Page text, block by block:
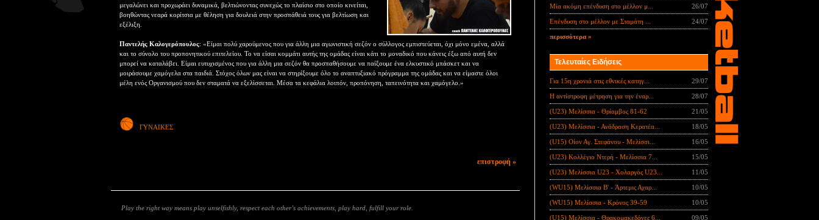
μεγαλώνει και προχωράει δυναμικά, βελτιώνοντας συνεχώς το πλαίσιο στο οποίο κινείται,
βοηθώντας νεαρά κορίτσια με θέληση για δουλειά στην προσπάθειά τους για βελτίωση και
εξέλιξη.
Παντελής Καλογερόπουλος: «Είμαι πολύ χαρούμενος που για άλλη μια αγωνιστική σεζόν ο σύλλογος εμπιστεύεται, όχι μόνο εμένα, αλλά
και το σύνολο του προπονητικού επιτελείου. Το να είσαι κομμάτι αυτής της ομάδας είναι κάτι το μοναδικό που κάνεις έξω από αυτή δεν
μπορεί να καταλάβει. Είμαι ευτυχισμένος που για άλλη μια σεζόν θα προσπαθήσουμε να παίξουμε ένα ελκυστικό μπάσκετ και να
μοιράσουμε χαμόγελα στα παιδιά. Στόχος όλων μας είναι να στηρίξουμε όλο το αναπτυξιακό πρόγραμμα της ομάδας και να είμαστε όλοι
μέλη ενός Οργανισμού που δεν σταματά να εξελίσσεται. Μέσα τα κεφάλια λοιπόν, προπόνηση, ταπεινότητα και χαμόγελο.»
ΓΥΝΑΙΚΕΣ
επιστροφή »
Play the right way means play unselfishly, respect each other’s achievements, play hard, fulfill your role.
Μία ακόμη επένδυση στο μέλλον μ... 26/07
Επένδυση στο μέλλον με Σταμάτη ... 24/07
περισσότερα »
Τελευταίες Ειδήσεις
Για 15η χρονιά στις εθνικές κατηγ... 29/07
Η αντίστροφη μέτρηση για την έναρ... 28/07
(U23) Μελίσσια - Θρίαμβος 81-62 21/05
(U23) Μελίσσια - Ανάδραση Κερατέα... 18/05
(U15) Οίον Αγ. Στεφάνου - Μελίσσι... 16/05
(U23) Κολλέγιο Ντερή - Μελίσσια 7... 15/05
(U23) Μελίσσια U23 - Χολαργός U23... 11/05
(WU15) Μελίσσια B' - Άρτεμις Αχαρ... 10/05
(WU15) Μελίσσια - Κρόνος 39-59 10/05
(U15) Μελίσσια - Θρακομακεδόνες 6... 09/05